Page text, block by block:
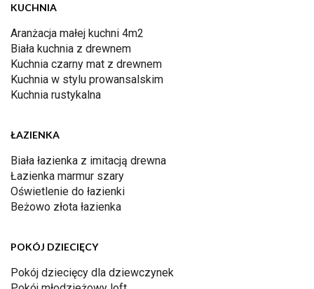
KUCHNIA
Aranżacja małej kuchni 4m2
Biała kuchnia z drewnem
Kuchnia czarny mat z drewnem
Kuchnia w stylu prowansalskim
Kuchnia rustykalna
ŁAZIENKA
Biała łazienka z imitacją drewna
Łazienka marmur szary
Oświetlenie do łazienki
Beżowo złota łazienka
POKÓJ DZIECIĘCY
Pokój dziecięcy dla dziewczynek